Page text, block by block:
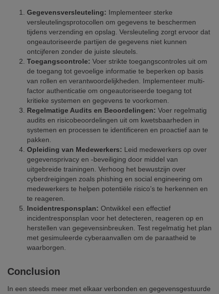
Gegevensversleuteling: Implementeer sterke
versleutelingsprotocollen om gegevens te beschermen
tijdens verzending en opslag. Versleuteling zorgt ervoor dat
ongeautoriseerde partijen de gegevens niet kunnen
ontcijferen zonder de juiste sleutels.
Toegangscontrole: Voer strikte toegangscontroles uit om
de toegang tot gevoelige informatie te beperken op basis
van rollen en verantwoordelijkheden. Implementeer multi-
factor authenticatie om ongeautoriseerde toegang tot
kritieke systemen en gegevens te voorkomen.
Regelmatige Audits en Beoordelingen: Voer regelmatig
audits en risicobeoordelingen uit om kwetsbaarheden in
systemen en processen te identificeren en proactief aan te
pakken.
Opleiding van Medewerkers: Leid medewerkers op over
gegevensprivacy en -beveiliging door middel van
uitgebreide trainingen. Verhoog het bewustzijn over
cyberdreigingen zoals phishing en social engineering om
medewerkers te helpen potentiële risico’s te herkennen en
te reageren.
Incidentresponsplan: Ontwikkel een effectief
incidentresponsplan voor het detecteren, reageren op en
herstellen van gegevensinbreuken. Test regelmatig het plan
met gesimuleerde cyberaanvallen om de paraatheid te
waarborgen.
Conclusion
In een steeds meer met elkaar verbonden en gegevensgestuurde